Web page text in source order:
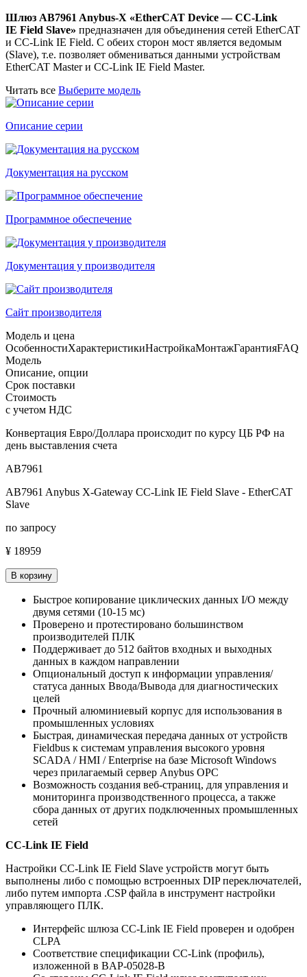
Шлюз AB7961 Anybus-X «EtherCAT Device — CC-Link
IE Field Slave» предназначен для объединения сетей EtherCAT
и CC-Link IE Field. С обеих сторон мост является ведомым
(Slave), т.е. позволяет обмениваться данными устройствам
EtherCAT Master и CC-Link IE Field Master.
Читать все Выберите модель
Описание серии
Документация на русском
Программное обеспечение
Документация у производителя
Сайт производителя
Модель и цена
ОсобенностиХарактеристикиНастройкаМонтажГарантияFAQ
Модель
Описание, опции
Срок поставки
Стоимость
с учетом НДС
Конвертация Евро/Доллара происходит по курсу ЦБ РФ на
день выставления счета
AB7961
AB7961 Anybus X-Gateway CC-Link IE Field Slave - EtherCAT
Slave
по запросу
¥ 18959
В корзину
Быстрое копирование циклических данных I/O между
двумя сетями (10-15 мс)
Проверено и протестировано большинством
производителей ПЛК
Поддерживает до 512 байтов входных и выходных
данных в каждом направлении
Опциональный доступ к информации управления/
статуса данных Ввода/Вывода для диагностических
целей
Прочный алюминиевый корпус для использования в
промышленных условиях
Быстрая, динамическая передача данных от устройств
Fieldbus к системам управления высокого уровня
SCADA / HMI / Enterprise на базе Microsoft Windows
через прилагаемый сервер Anybus OPC
Возможность создания веб-страниц, для управления и
мониторинга производственного процесса, а также
сбора данных от других подключенных промышленных
сетей
CC-Link IE Field
Настройки CC-Link IE Field Slave устройств могут быть
выполнены либо с помощью встроенных DIP переключателей,
либо путем импорта .CSP файла в инструмент настройки
управляющего ПЛК.
Интерфейс шлюза CC-Link IE Field проверен и одобрен
CLPA
Соответствие спецификации CC-Link (профиль),
изложенной в BAP-05028-B